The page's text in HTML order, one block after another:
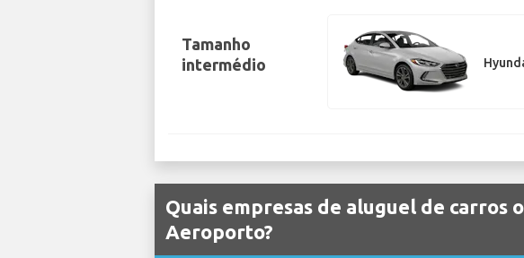
Tamanho
intermédio
Quais empresas de aluguel de carros
Aeroporto?